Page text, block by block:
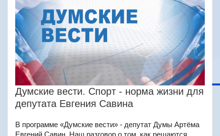
Думские вести. Спорт - норма жизни для
депутата Евгения Савина
В программе «Думские вести» - депутат Думы Артёма
Евгений Савин. Наш разговор о том, как решаются